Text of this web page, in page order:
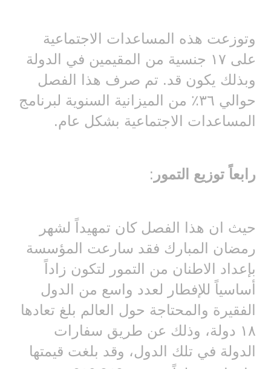
وتوزعت هذه المساعدات الاجتماعية
على ١٧ جنسية من المقيمين في الدولة
وبذلك يكون قد. تم صرف هذا الفصل
حوالي ٣٦٪ من الميزانية السنوية لبرنامج
المساعدات الاجتماعية بشكل عام.
رابعاً توزيع التمور :
حيث ان هذا الفصل كان تمهيداً لشهر
رمضان المبارك فقد سارعت المؤسسة
بإعداد الاطنان من التمور لتكون زاداً
أساسياً للإفطار لعدد واسع من الدول
الفقيرة والمحتاجة حول العالم بلغ تعادها
١٨ دولة، وذلك عن طريق سفارات
الدولة في تلك الدول، وقد بلغت قيمتها